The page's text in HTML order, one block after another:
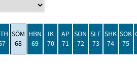
SÖM
68
HBN
69
IK
70
AP
71
SON
72
SLF
73
SHK
74
SOK
75